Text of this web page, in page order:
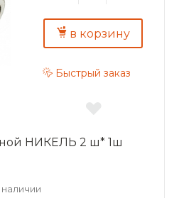
в корзину
Быстрый заказ
НИКЕЛЬ 2 ш* 1ш
наличии